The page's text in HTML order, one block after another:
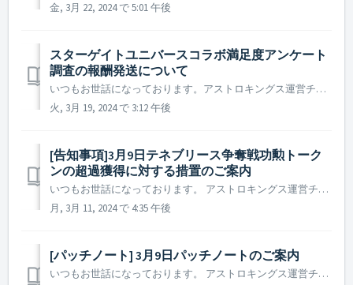
金, 3月 22, 2024 で 5:01 午後
スターゲイトユニバースコラボ満足度アンケート
調査の報酬発送について
いつもお世話になっております。アストロキングス運営チームです。 スターゲイトユニバースコラボ満足度アンケート調査にたくさんのご協力をいただきどうもありがとうございました。 本アンケートにご協力いただいたお礼の報酬を本日支給させていただきました。 ただし、ご協力いただいた司令官様のうち、報...
火, 3月 19, 2024 で 3:12 午後
[告知事項]3月9日テネブリース争奪戦功勲トーク
ンの超過獲得に対する措置のご案内
いつもお世話になっております。 アストロキングス運営チームです。 2024年3月9日に行われたテネブリース争奪戦におきまして、 テネブリース争奪戦功勲トークンを制限数量以上に獲得できてしまった現象を確認いたしました。 これに対し、全サーバーを対象に確認作業を実施し、以下の措置を行うことをご案...
月, 3月 11, 2024 で 4:35 午後
[パッチノート] 3月9日パッチノートのご案内
いつもお世話になっております。 アストロキングス運営チームです。 本日(2024年3月9日)実施されたパッチノートについてご案内いたします。 ▶️ 2024年3月9日パッチ―ノートのご案内 - テネブリース争奪戦ポイントが正常に更新されない現象が解決されました。 （テネブリース争奪戦功勲トークンアイテムは...